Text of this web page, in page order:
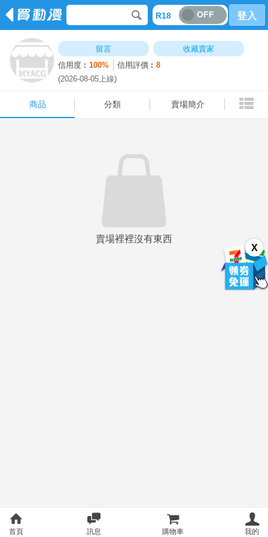
R18 OFF 登入
留言
收藏賣家
信用度︰100% 信用評價︰8
(2026-08-05上線)
商品 分類 賣場簡介
X
賣場裡裡沒有東西
商品 分類 賣場簡介
首頁 訊息 購物車 我的